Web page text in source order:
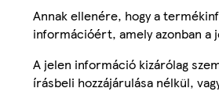
Annak ellenére, hogy a
információért, amely azonban
A jelen információ kizárólag
írásbeli hozzájárulása nélkül,